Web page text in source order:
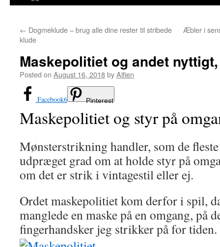
← Dogmeklude – brug alle dine rester til stribede
klude
Æbler i
Maskepolitiet og andet
Posted on August 16, 2018byAlfien
Facebook6 Pinterest
Maskepolitiet og styr på
Mønsterstrikning handler, som de
udpræget grad om at holde styr på
om det er strik i vintagestil eller ej.
Ordet maskepolitiet kom derfor i spil,
manglede en maske på en omgang, på
fingerhandsker jeg strikker på for tiden.